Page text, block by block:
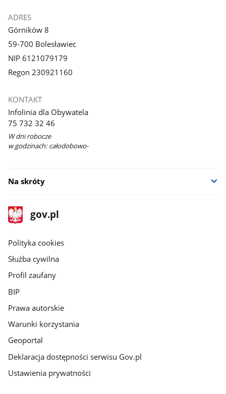
ADRES
Górników 8
59-700 Bolesławiec
NIP 6121079179
Regon 230921160
KONTAKT
Infolinia dla Obywatela
75 732 32 46
W dni robocze
w godzinach: całodobowo-
Na skróty
stopka
gov.pl
Strona
gov.pl
gov.pl
Polityka cookies
Służba cywilna
Profil zaufany
BIP
Prawa autorskie
Warunki korzystania
Geoportal
Deklaracja dostępności serwisu Gov.pl
Ustawienia prywatności